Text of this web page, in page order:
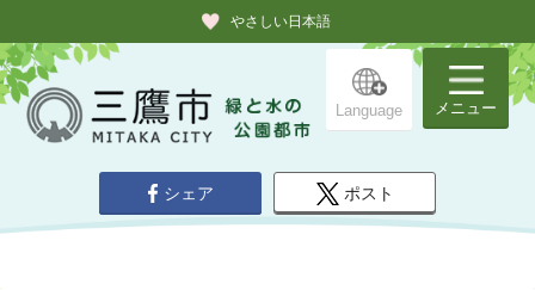
やさしい日本語
Language メニュー
シェア ポスト